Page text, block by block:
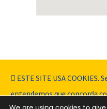
ESTE SITE USA COOKIES.
entendemos que concorda